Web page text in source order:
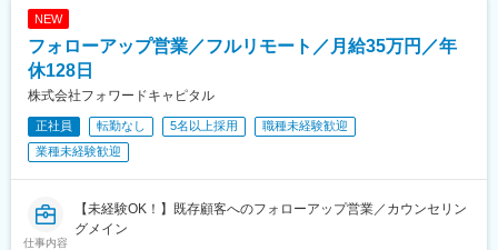
NEW
フォローアップ営業／フルリモート／月給35万円／年
休128日
株式会社フォワードキャピタル
正社員 転勤なし 5名以上採用
職種未経験歓迎
業種未経験歓迎
仕事内容
【未経験OK！】既存顧客へのフォローアップ営業／カウンセリン
グメイン